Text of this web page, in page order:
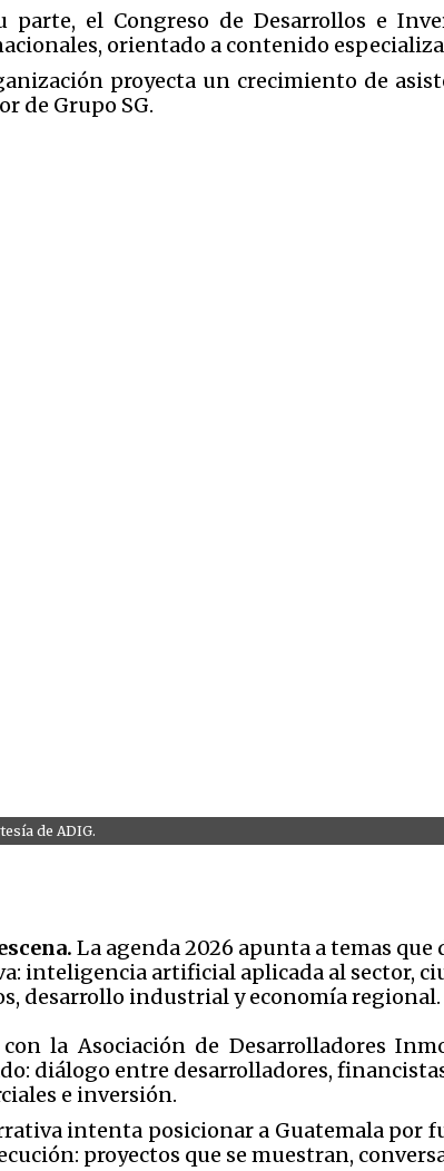
parte, el Congreso de Desarrollos e
orientado a contenido
proyecta un crecimiento de
de Grupo SG.
de ADIG.
La agenda 2026 apunta a temas
inteligencia artificial aplicada al sector,
desarrollo industrial y economía
la Asociación de Desarrolladores
diálogo entre desarrolladores,
e inversión.
intenta posicionar a Guatemala
proyectos que se muestran,